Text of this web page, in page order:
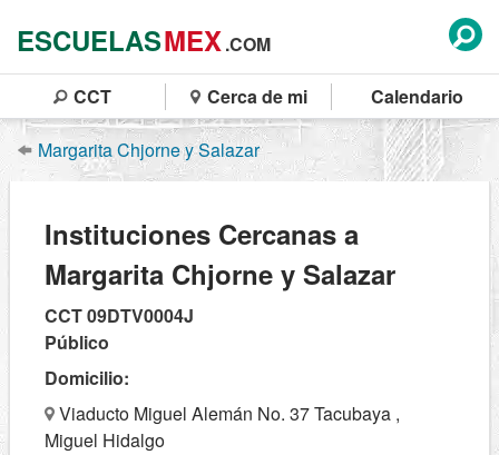
ESCUELASMEX.COM
CCT Cerca de mi Calendario
Margarita Chjorne y Salazar
Instituciones Cercanas a
Margarita Chjorne y Salazar
CCT 09DTV0004J
Público
Domicilio:
Viaducto Miguel Alemán No. 37 Tacubaya ,
Miguel Hidalgo